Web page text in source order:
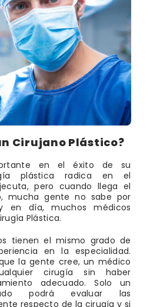
Cirujano Plástico?
en el éxito de su
plástica radica en el
pero cuando llega el
mucha gente no sabe por
en día, muchos médicos
Plástica.
tienen el mismo grado de
en la especialidad.
la gente cree, un médico
cirugía sin haber
adecuado. Solo un
podrá evaluar las
respecto de la cirugía y si